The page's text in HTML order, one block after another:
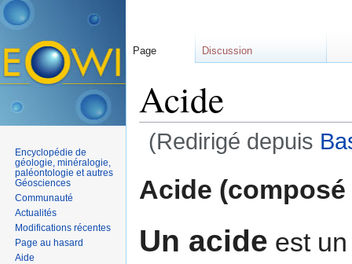
Acide
(Redirigé depuis
Acide
Un acide est
Page Discussion
Encyclopédie de
géologie, minéralogie,
paléontologie et autres
Géosciences
Communauté
Actualités
Modifications récentes
Page au hasard
Aide